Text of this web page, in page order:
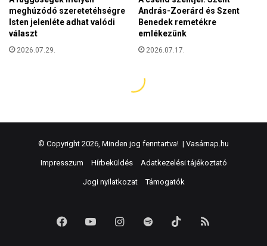
© Copyright 2026, Minden jog fenntartva! | Vasárnap.hu
Impresszum Hírbeküldés Adatkezelési tájékoztató
Jogi nyilatkozat Támogatók
FacebookYouTubeInstagram
Spotify TikTok